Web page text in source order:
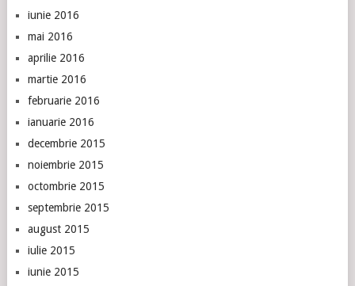
iunie 2016
mai 2016
aprilie 2016
martie 2016
februarie 2016
ianuarie 2016
decembrie 2015
noiembrie 2015
octombrie 2015
septembrie 2015
august 2015
iulie 2015
iunie 2015